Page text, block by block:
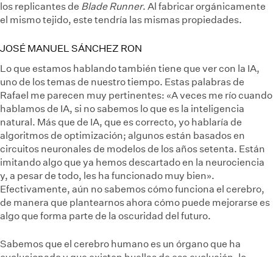
los replicantes de Blade Runner. Al fabricar orgánicamente
el mismo tejido, este tendría las mismas propiedades.
JOSÉ MANUEL SÁNCHEZ RON
Lo que estamos hablando también tiene que ver con la IA,
uno de los temas de nuestro tiempo. Estas palabras de
Rafael me parecen muy pertinentes: «A veces me río cuando
hablamos de IA, si no sabemos lo que es la inteligencia
natural. Más que de IA, que es correcto, yo hablaría de
algoritmos de optimización; algunos están basados en
circuitos neuronales de modelos de los años setenta. Están
imitando algo que ya hemos descartado en la neurociencia
y, a pesar de todo, les ha funcionado muy bien».
Efectivamente, aún no sabemos cómo funciona el cerebro,
de manera que plantearnos ahora cómo puede mejorarse es
algo que forma parte de la oscuridad del futuro.
Sabemos que el cerebro humano es un órgano que ha